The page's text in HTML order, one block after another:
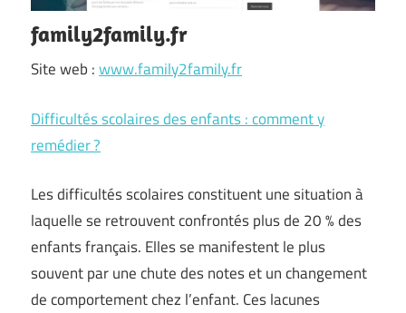
family2family.fr
Site web :www.family2family.fr
Difficultés scolaires des enfants : comment y
remédier ?
Les difficultés scolaires constituent une situation à
laquelle se retrouvent confrontés plus de 20 % des
enfants français. Elles se manifestent le plus
souvent par une chute des notes et un changement
de comportement chez l’enfant. Ces lacunes